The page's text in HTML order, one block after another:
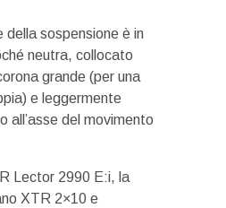
della sospensione è in
neutra, collocato
grande (per una
e leggermente
all’asse del movimento
Lector 2990 E:i, la
XTR 2×10 e